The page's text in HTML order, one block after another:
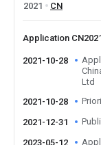
2021
CN
Application
2021-10-28
Ltd
2021-10-28
2021-12-31
2023-05-12